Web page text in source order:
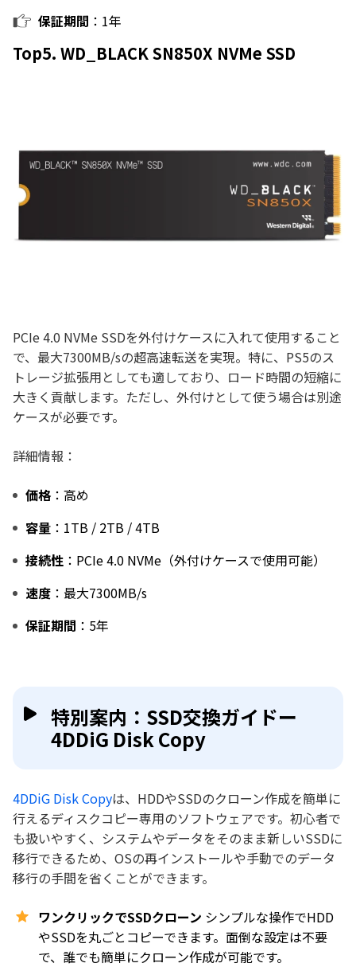
保証期間 ：1年
Top5. WD_BLACK SN850X NVMe SSD
PCIe 4.0 NVMe SSDを外付けケースに入れて使用すること
で、最大7300MB/sの超高速転送を実現。特に、PS5のス
トレージ拡張用としても適しており、ロード時間の短縮に
大きく貢献します。ただし、外付けとして使う場合は別途
ケースが必要です。
詳細情報：
価格 ：高め
容量 ：1TB / 2TB / 4TB
接続性 ：PCIe 4.0 NVMe（外付けケースで使用可能）
速度 ：最大7300MB/s
保証期間 ：5年
特別案内：SSD交換ガイドー
4DDiG Disk Copy
4DDiG Disk Copyは、HDDやSSDのクローン作成を簡単に
行えるディスクコピー専用のソフトウェアです。初心者で
も扱いやすく、システムやデータをそのまま新しいSSDに
移行できるため、OSの再インストールや手動でのデータ
移行の手間を省くことができます。
ワンクリックでSSDクローン シンプルな操作でHDD
やSSDを丸ごとコピーできます。面倒な設定は不要
で、誰でも簡単にクローン作成が可能です。